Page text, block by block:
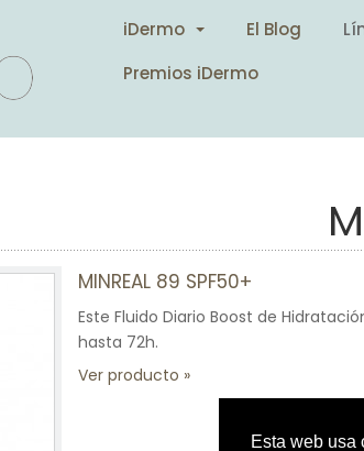
iDermo El Blog
Premios iDermo
MINREAL 89 SPF50+
Este Fluido Diario Boost de
hasta 72h.
Ver producto